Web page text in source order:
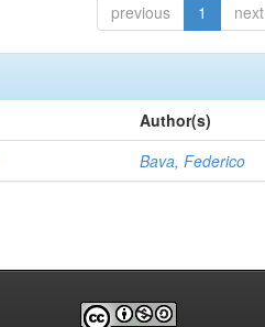
previous 1 next
Author(s)
Bava, Federico